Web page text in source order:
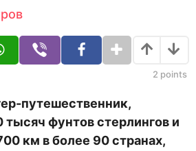
2 points
путешественник,
тысяч фунтов стерлингов и
км в более 90 странах,